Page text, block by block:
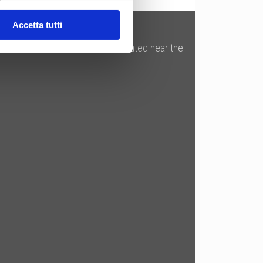
Accetta tutti
industries. We are located near the